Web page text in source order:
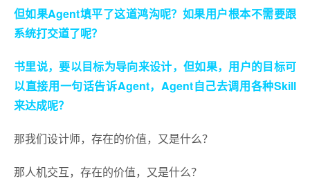
但如果Agent填平了这道鸿沟呢？如果用户根本不需要跟
系统打交道了呢？
书里说，要以目标为导向来设计，但如果，用户的目标可
以直接用一句话告诉Agent，Agent自己去调用各种Skill
来达成呢？
那我们设计师，存在的价值，又是什么？
那人机交互，存在的价值，又是什么？